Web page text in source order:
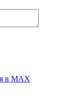
в MAX